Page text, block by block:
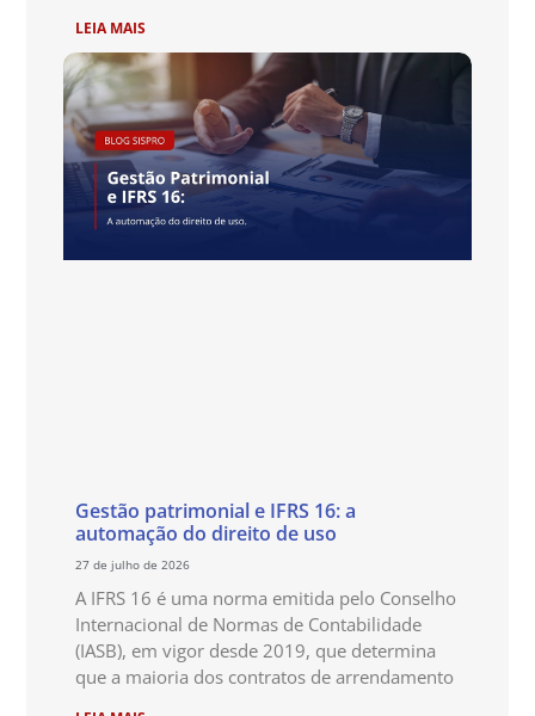
LEIA MAIS
Gestão patrimonial e IFRS 16: a
automação do direito de uso
27 de julho de 2026
A IFRS 16 é uma norma emitida pelo Conselho
Internacional de Normas de Contabilidade
(IASB), em vigor desde 2019, que determina
que a maioria dos contratos de arrendamento